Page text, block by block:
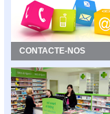
CONTACTE-NOS